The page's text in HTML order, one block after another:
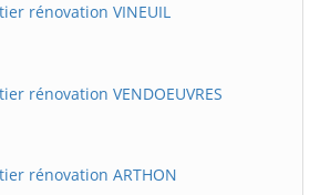
rénovation VINEUIL
rénovation VENDOEUVRES
rénovation ARTHON